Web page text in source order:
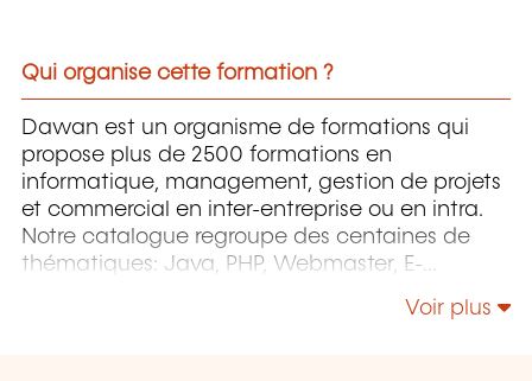
Qui organise cette formation ?
Dawan est un organisme de formations qui
propose plus de 2500 formations en
informatique, management, gestion de projets
et commercial en inter-entreprise ou en intra.
Notre catalogue regroupe des centaines de
thématiques: Java, PHP, Webmaster, E-
Autocad, Photoshop, l'intelligence artificielle,
Voir plus